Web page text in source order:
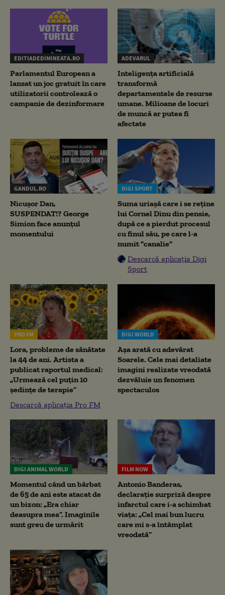
EDITIADEDIMINEATA.RO
Parlamentul European a
lansat un joc gratuit în care
utilizatorii controlează o
campanie de dezinformare
ADEVARUL
Inteligența artificială
transformă
departamentele de resurse
umane. Milioane de locuri
de muncă ar putea fi
afectate
GANDUL.RO
Nicușor Dan,
SUSPENDAT!? George
Simion face anunțul
momentului
DIGI SPORT
Suma uriașă care i se reține
lui Cornel Dinu din pensie,
după ce a pierdut procesul
cu finul său, pe care l-a
numit "canalie"
Descarcă aplicația Digi
Sport
PRO FM
Lora, probleme de sănătate
la 44 de ani. Artista a
publicat raportul medical:
„Urmează cel puțin 10
ședințe de terapie”
Descarcă aplicația Pro FM
DIGI WORLD
Așa arată cu adevărat
Soarele. Cele mai detaliate
imagini realizate vreodată
dezvăluie un fenomen
spectaculos
DIGI ANIMAL WORLD
Momentul când un bărbat
de 65 de ani este atacat de
un bizon: „Era chiar
deasupra mea”. Imaginile
sunt greu de urmărit
FILM NOW
Antonio Banderas,
declarație surpriză despre
infarctul care i-a schimbat
viața: „Cel mai bun lucru
care mi s-a întâmplat
vreodată”